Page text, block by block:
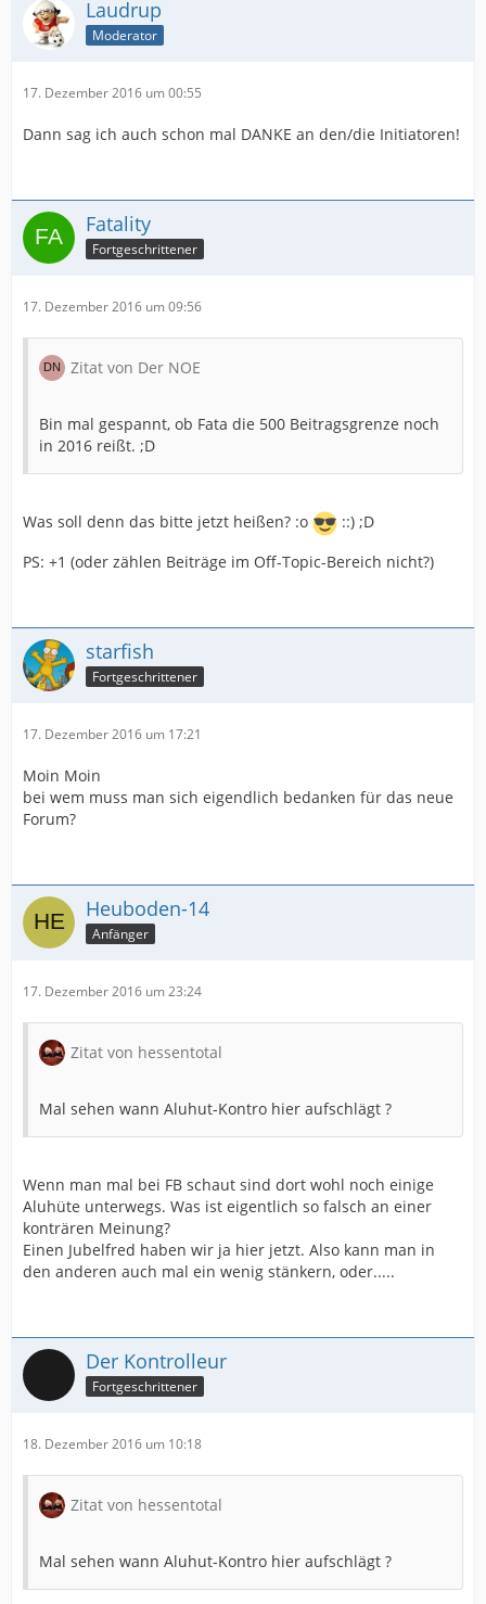
Laudrup
Moderator
17. Dezember 2016 um 00:55
Dann sag ich auch schon mal DANKE an den/die Initiatoren!
Fatality
Fortgeschrittener
17. Dezember 2016 um 09:56
Zitat von Der NOE
Bin mal gespannt, ob Fata die 500 Beitragsgrenze noch
in 2016 reißt. ;D
Was soll denn das bitte jetzt heißen? :o
::) ;D
PS: +1 (oder zählen Beiträge im Off-Topic-Bereich nicht?)
starfish
Fortgeschrittener
17. Dezember 2016 um 17:21
Moin Moin
bei wem muss man sich eigendlich bedanken für das neue
Forum?
Heuboden-14
Anfänger
17. Dezember 2016 um 23:24
Zitat von hessentotal
Mal sehen wann Aluhut-Kontro hier aufschlägt ?
Wenn man mal bei FB schaut sind dort wohl noch einige
Aluhüte unterwegs. Was ist eigentlich so falsch an einer
konträren Meinung?
Einen Jubelfred haben wir ja hier jetzt. Also kann man in
den anderen auch mal ein wenig stänkern, oder.....
Der Kontrolleur
Fortgeschrittener
18. Dezember 2016 um 10:18
Zitat von hessentotal
Mal sehen wann Aluhut-Kontro hier aufschlägt ?